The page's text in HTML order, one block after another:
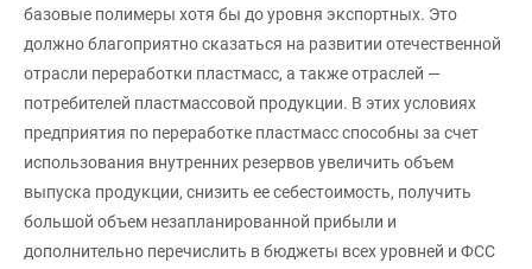
базовые полимеры хотя бы до уровня экспортных. Это
должно благоприятно сказаться на развитии отечественной
отрасли переработки пластмасс, а также отраслей —
потребителей пластмассовой продукции. В этих условиях
предприятия по переработке пластмасс способны за счет
использования внутренних резервов увеличить объем
выпуска продукции, снизить ее себестоимость, получить
большой объем незапланированной прибыли и
дополнительно перечислить в бюджеты всех уровней и ФСС